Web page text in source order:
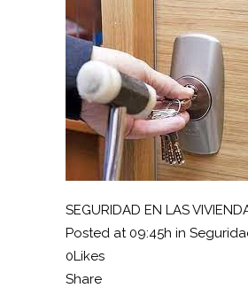
SEGURIDAD EN LAS
Posted at 09:45h in
0Likes
Share